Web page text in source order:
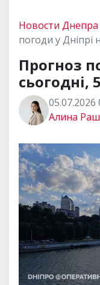
Новости Днепра
погоди у Дніпрі
Прогноз
сьогодні,
05.07.2026
Алина